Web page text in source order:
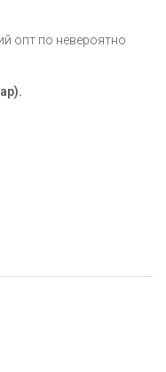
опт по невероятно